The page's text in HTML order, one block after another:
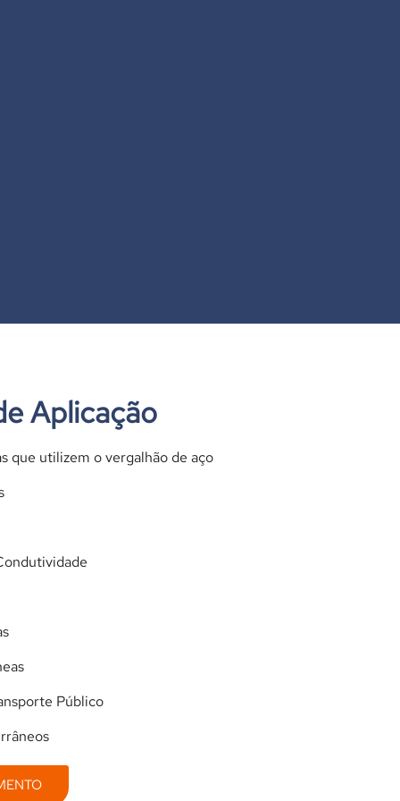
Aplicação
que utilizem o vergalhão de aço
Público